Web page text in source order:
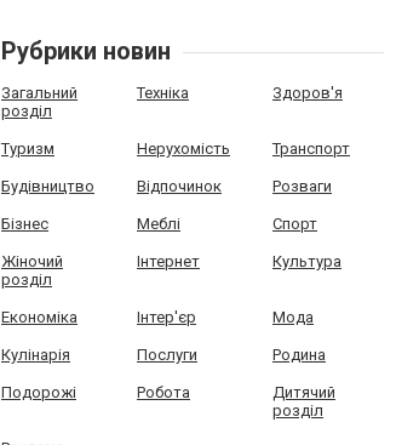
Рубрики новин
Загальний
розділ
Техніка Здоров'я
Туризм Нерухомість Транспорт
Будівництво Відпочинок Розваги
Бізнес Меблі Спорт
Жіночий
розділ
Інтернет Культура
Економіка Інтер'єр Мода
Кулінарія Послуги Родина
Подорожі Робота
Дитячий
розділ